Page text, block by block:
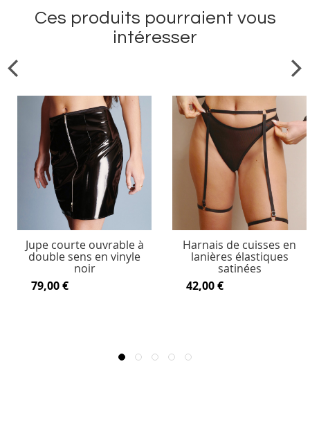
Ces produits pourraient vous
intéresser
Jupe courte ouvrable à
double sens en vinyle
noir
79,00 €
Harnais de cuisses en
lanières élastiques
satinées
42,00 €